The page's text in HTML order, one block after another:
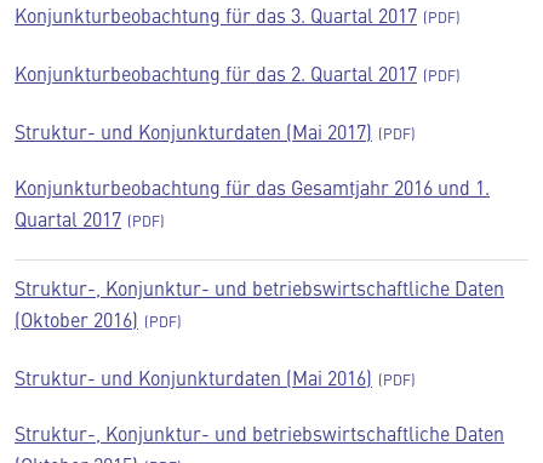
Konjunkturbeobachtung für das 3. Quartal 2017
Konjunkturbeobachtung für das 2. Quartal 2017
Struktur- und Konjunkturdaten (Mai 2017)
Konjunkturbeobachtung für das Gesamtjahr 2016 und 1.
Quartal 2017
Struktur-, Konjunktur- und betriebswirtschaftliche Daten
(Oktober 2016)
Struktur- und Konjunkturdaten (Mai 2016)
Struktur-, Konjunktur- und betriebswirtschaftliche Daten